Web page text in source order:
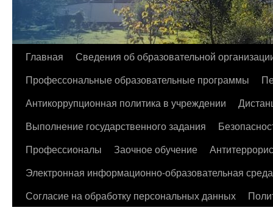
Перейти
содержимому
Главная
Сведения об образовательной
Профессональные образовательные программы
Антикоррупционная политика в учреждении
Выполнение государственного задания
Профессионалы
Заочное обучение
Электронная информационно-образовательная среда
Согласие на обработку персональных данных